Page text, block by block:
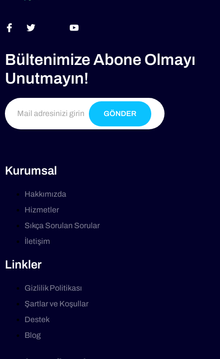
Bültenimize Abone Olmayı
Unutmayın!
GÖNDER
Kurumsal
Hakkımızda
Hizmetler
Sıkça Sorulan Sorular
İletişim
Linkler
Gizlilik Politikası
Şartlar ve Koşullar
Destek
Blog